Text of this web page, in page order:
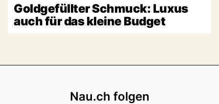
Goldgefüllter Schmuck: Luxus
auch für das kleine Budget
Nau.ch folgen